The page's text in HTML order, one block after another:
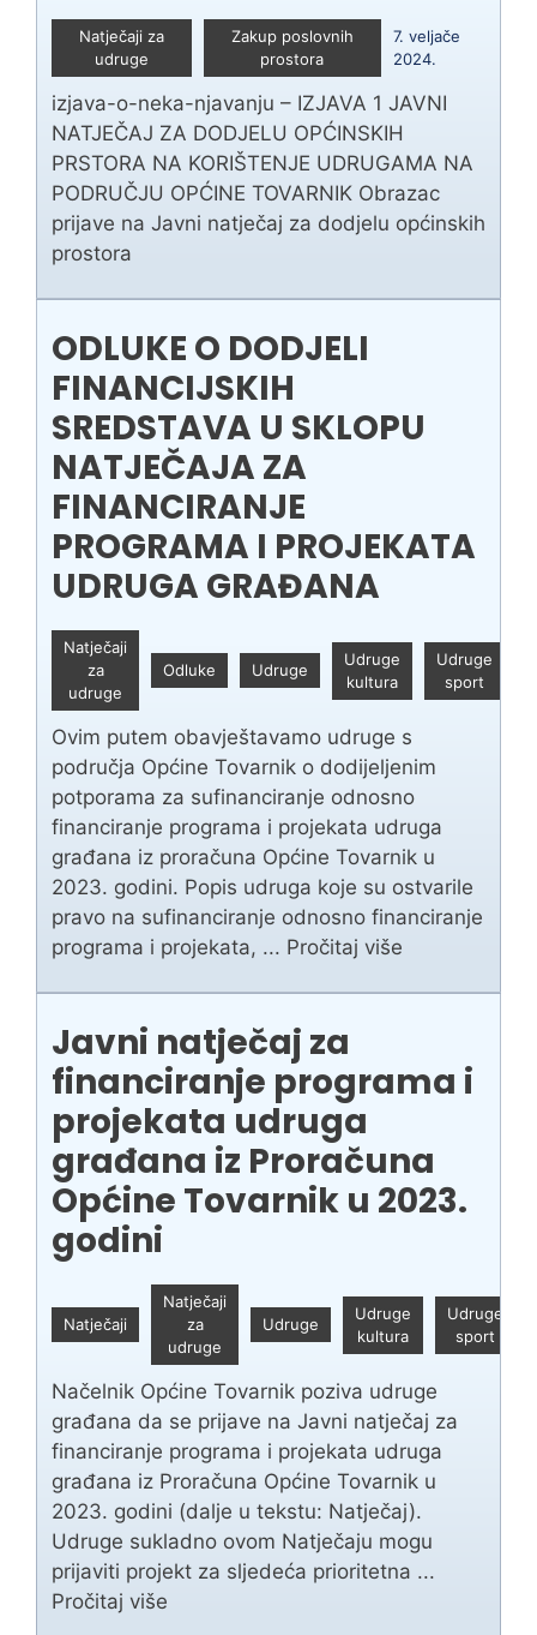
Natječaji za
udruge
Zakup poslovnih
prostora
7. veljače
2024.
izjava-o-neka-njavanju – IZJAVA 1 JAVNI
NATJEČAJ ZA DODJELU OPĆINSKIH
PRSTORA NA KORIŠTENJE UDRUGAMA NA
PODRUČJU OPĆINE TOVARNIK Obrazac
prijave na Javni natječaj za dodjelu općinskih
prostora
ODLUKE O DODJELI
FINANCIJSKIH
SREDSTAVA U SKLOPU
NATJEČAJA ZA
FINANCIRANJE
PROGRAMA I PROJEKATA
UDRUGA GRAĐANA
Natječaji
za
udruge
Odluke Udruge
Udruge
kultura
Udruge
sport
Ovim putem obavještavamo udruge s
područja Općine Tovarnik o dodijeljenim
potporama za sufinanciranje odnosno
financiranje programa i projekata udruga
građana iz proračuna Općine Tovarnik u
2023. godini. Popis udruga koje su ostvarile
pravo na sufinanciranje odnosno financiranje
programa i projekata, ... Pročitaj više
Javni natječaj za
financiranje programa i
projekata udruga
građana iz Proračuna
Općine Tovarnik u 2023.
godini
Natječaji
Natječaji
za
udruge
Udruge
Udruge
kultura
Udruge
sport
Načelnik Općine Tovarnik poziva udruge
građana da se prijave na Javni natječaj za
financiranje programa i projekata udruga
građana iz Proračuna Općine Tovarnik u
2023. godini (dalje u tekstu: Natječaj).
Udruge sukladno ovom Natječaju mogu
prijaviti projekt za sljedeća prioritetna ...
Pročitaj više